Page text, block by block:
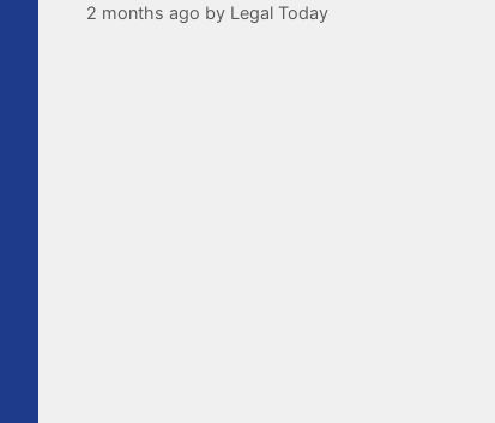
2 months ago by Legal Today